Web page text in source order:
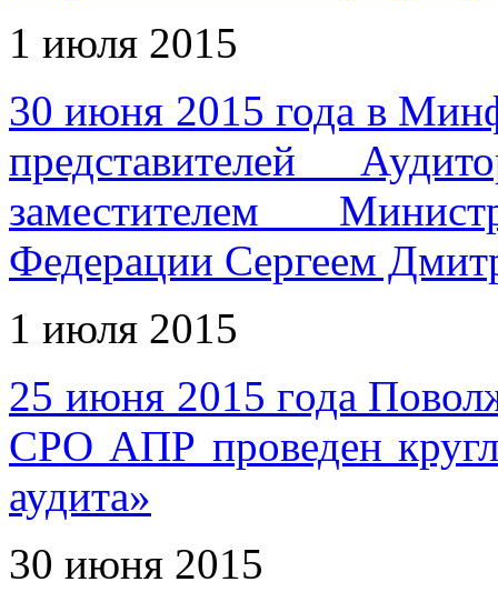
1 июля 2015
30 июня 2015 года в
представителей
заместителем
Федерации Сергеем
1 июля 2015
25 июня 2015 года
СРО АПР проведен
аудита»
30 июня 2015